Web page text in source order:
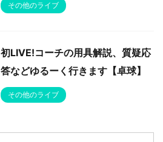
その他のライブ
初LIVE!コーチの用具解説、質疑応
答などゆるーく行きます【卓球】
その他のライブ